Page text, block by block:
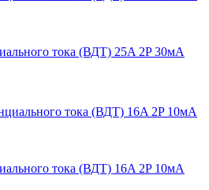
тока (ВДТ) 25A 2P 30мА
тока (ВДТ) 16A 2P 10мА